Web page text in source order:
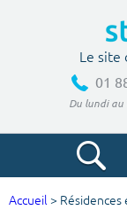
Le site
01
Du lundi au
Accueil >